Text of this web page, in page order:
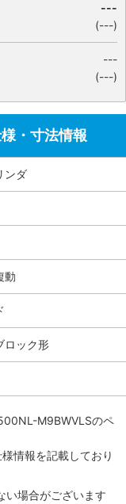
---
(---)
---
(---)
・寸法情報
ンダ
動
ロック形
M9BWVLSのペ
情報を記載しており
い場合がございます